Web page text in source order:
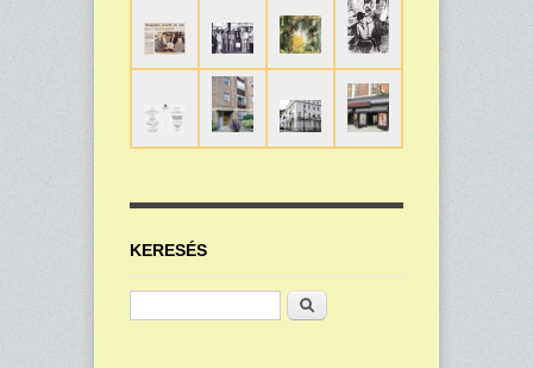
KERESÉS
Keresés